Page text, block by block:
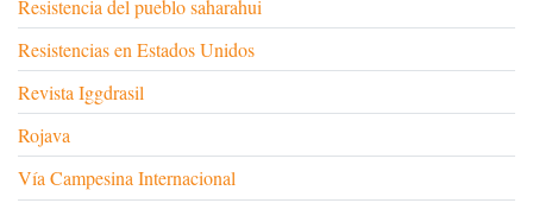
Resistencia del pueblo saharahui
Resistencias en Estados Unidos
Revista Iggdrasil
Rojava
Vía Campesina Internacional